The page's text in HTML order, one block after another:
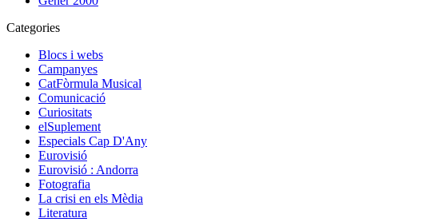
Categories
Blocs i webs
Campanyes
CatFòrmula Musical
Comunicació
Curiositats
elSuplement
Especials Cap D'Any
Eurovisió
Eurovisió : Andorra
Fotografia
La crisi en els Mèdia
Literatura